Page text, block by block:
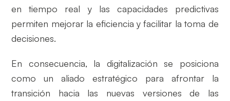
en tiempo real y las capacidades predictivas
permiten mejorar la eficiencia y facilitar la toma de
decisiones.
En consecuencia, la digitalización se posiciona
como un aliado estratégico para afrontar la
transición hacia las nuevas versiones de las